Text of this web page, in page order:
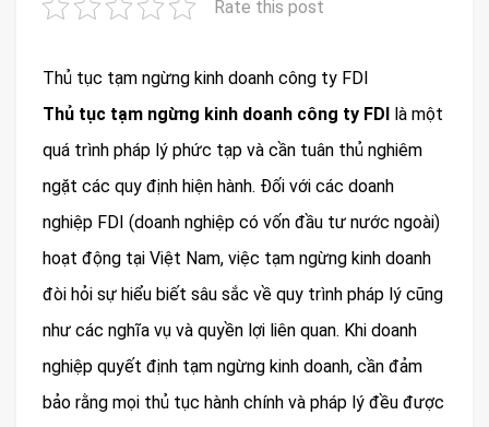
Rate this post
Thủ tục tạm ngừng kinh doanh công ty FDI
Thủ tục tạm ngừng kinh doanh công ty FDI là một
quá trình pháp lý phức tạp và cần tuân thủ nghiêm
ngặt các quy định hiện hành. Đối với các doanh
nghiệp FDI (doanh nghiệp có vốn đầu tư nước ngoài)
hoạt động tại Việt Nam, việc tạm ngừng kinh doanh
đòi hỏi sự hiểu biết sâu sắc về quy trình pháp lý cũng
như các nghĩa vụ và quyền lợi liên quan. Khi doanh
nghiệp quyết định tạm ngừng kinh doanh, cần đảm
bảo rằng mọi thủ tục hành chính và pháp lý đều được